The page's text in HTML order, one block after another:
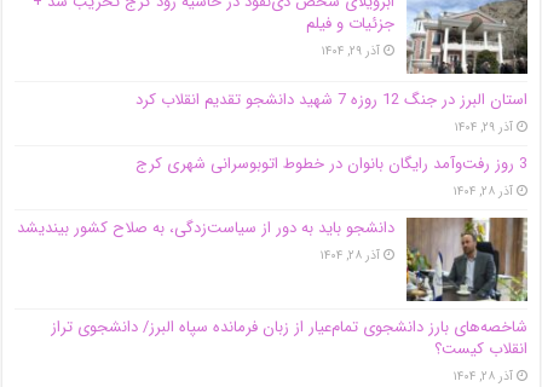
جزئیات و فیلم
آذر ۲۹, ۱۴۰۴
استان البرز در جنگ 12 روزه 7 شهید دانشجو تقدیم انقلاب کرد
آذر ۲۹, ۱۴۰۴
3 روز رفت‌وآمد رایگان بانوان در خطوط اتوبوسرانی شهری کرج
آذر ۲۸, ۱۴۰۴
دانشجو باید به دور از سیاست‌زدگی، به صلاح کشور بیندیشد
آذر ۲۸, ۱۴۰۴
شاخصه‌های بارز دانشجوی تمام‌عیار از زبان فرمانده سپاه البرز/ دانشجوی تراز
انقلاب کیست؟
آذر ۲۸, ۱۴۰۴